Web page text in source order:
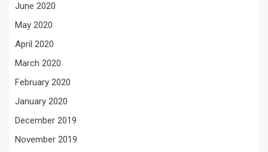
June 2020
May 2020
April 2020
March 2020
February 2020
January 2020
December 2019
November 2019